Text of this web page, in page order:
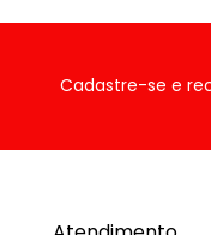
Cadastre-se e